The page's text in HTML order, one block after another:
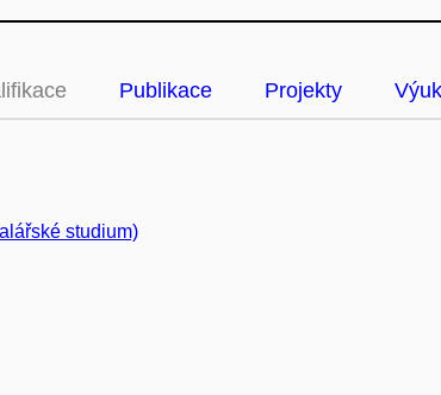
Publikace Projekty
studium)